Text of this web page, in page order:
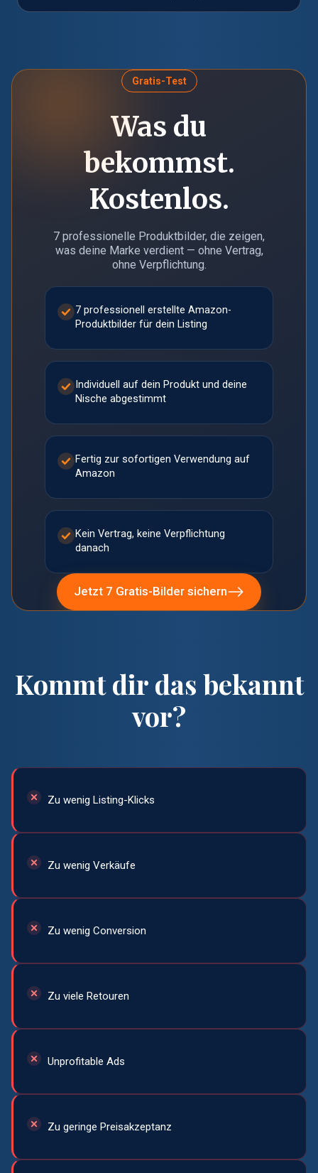
Gratis-Test
Was du
bekommst.
Kostenlos.
7 professionelle Produktbilder, die zeigen,
was deine Marke verdient — ohne Vertrag,
ohne Verpflichtung.
Individuell auf dein Produkt und deine
Nische abgestimmt
Fertig zur sofortigen Verwendung auf
Amazon
Kein Vertrag, keine Verpflichtung
danach
7 professionell erstellte Amazon-
Produktbilder für dein Listing
Jetzt 7 Gratis-Bilder sichern
Kommt dir das bekannt
vor?
Zu wenig Listing-Klicks
Zu wenig Verkäufe
Zu wenig Conversion
Zu viele Retouren
Unprofitable Ads
Zu geringe Preisakzeptanz